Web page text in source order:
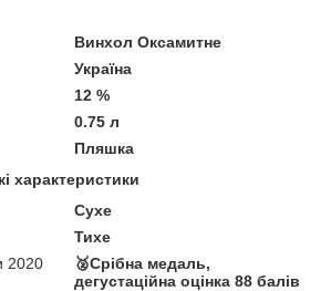
Винхол Оксамитне
Україна
12 %
0.75 л
Пляшка
характеристики
Сухе
Тихе
2020
🥈Срібна медаль,
дегустаційна оцінка 88 балів